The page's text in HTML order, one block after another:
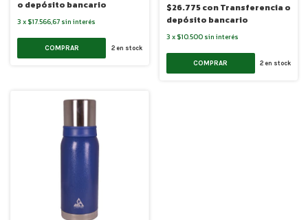
o depósito bancario
3 x $17.566,67 sin interés
COMPRAR 2en stock
$26.775conTransferencia o
depósito bancario
3 x $10.500 sin interés
COMPRAR 2 en stock